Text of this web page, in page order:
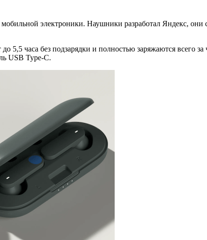
электроники. Наушники разработал Яндекс,
часа без подзарядки и полностью заряжаются всего
USB Type-C.